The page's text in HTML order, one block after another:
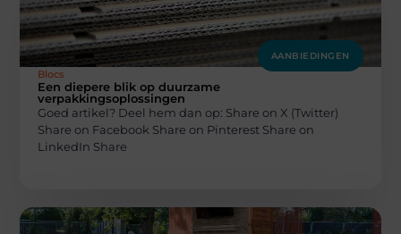
AANBIEDINGEN
Blocs
Een diepere blik op duurzame
verpakkingsoplossingen
Goed artikel? Deel hem dan op: Share on X (Twitter)
Share on Facebook Share on Pinterest Share on
LinkedIn Share